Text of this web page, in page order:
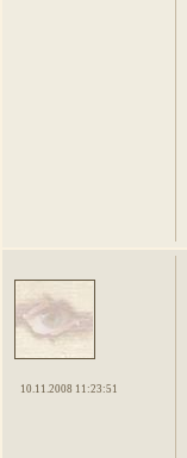
10.11.2008 11:23:51